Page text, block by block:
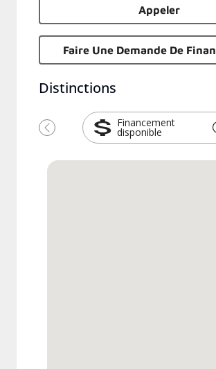
Appeler
Faire Une Demande De
Distinctions
Financement
disponible
Précédent